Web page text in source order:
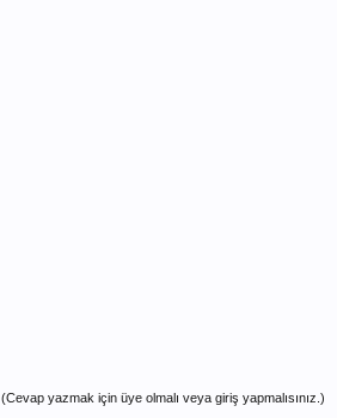
(Cevap yazmak için üye olmalı veya giriş yapmalısınız.)